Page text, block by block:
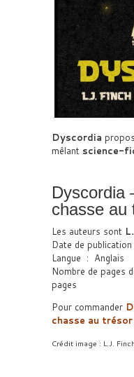
Dyscordia
mêlant science-
Dyscordia
chasse au
Les auteurs sont
Langue ‏ : ‎ Anglais
Nombre de pages de
pages
Pour commander
chasse au trésor
Crédit image : L.J.